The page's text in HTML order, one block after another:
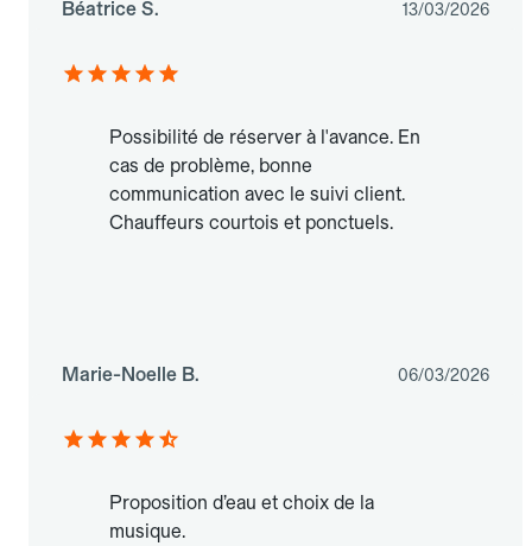
Béatrice S. 13/03/2026
Possibilité de réserver à l'avance. En
cas de problème, bonne
communication avec le suivi client.
Chauffeurs courtois et ponctuels.
Marie-Noelle B. 06/03/2026
Proposition d’eau et choix de la
musique.